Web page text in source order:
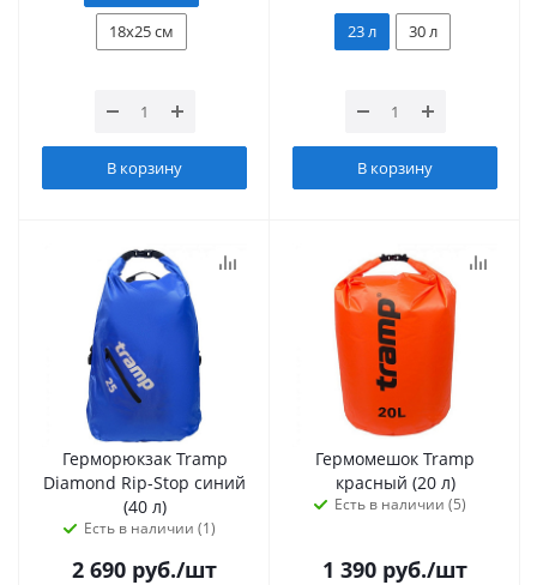
18х25 см
В корзину
23 л 30 л
В корзину
Герморюкзак Tramp
Diamond Rip-Stop синий
(40 л)
Есть в наличии (1)
2 690 руб./шт
Гермомешок Tramp
красный (20 л)
Есть в наличии (5)
1 390 руб./шт